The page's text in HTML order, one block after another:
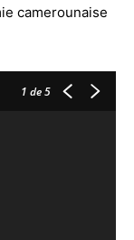
camerounaise
1 de 5